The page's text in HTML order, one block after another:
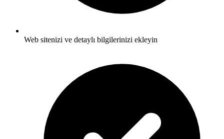
Web sitenizi ve detaylı bilgilerinizi ekleyin